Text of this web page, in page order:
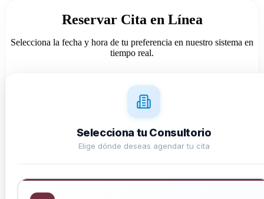
Reservar Cita en Línea
Selecciona la fecha y hora de tu preferencia en nuestro sistema en
tiempo real.
Selecciona tu Consultorio
Elige dónde deseas agendar tu cita